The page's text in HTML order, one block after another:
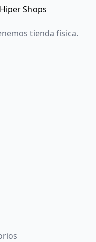
Shops
tienda física.